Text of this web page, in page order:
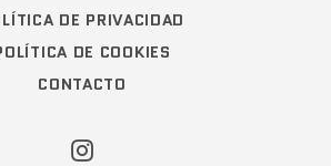
DE PRIVACIDAD
DE COOKIES
CONTACTO
Instagram